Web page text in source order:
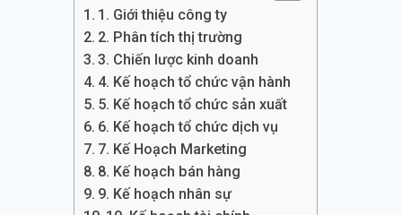
1. Giới thiệu công ty
2. Phân tích thị trường
3. Chiến lược kinh doanh
4. Kế hoạch tổ chức vận hành
5. Kế hoạch tổ chức sản xuất
6. Kế hoạch tổ chức dịch vụ
7. Kế Hoạch Marketing
8. Kế hoạch bán hàng
9. Kế hoạch nhân sự